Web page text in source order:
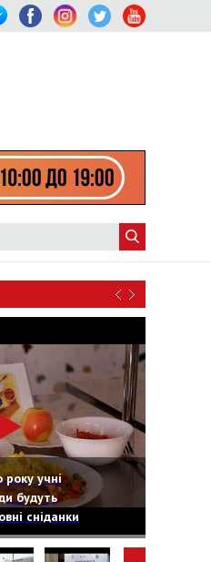
року учні
будуть
сніданки